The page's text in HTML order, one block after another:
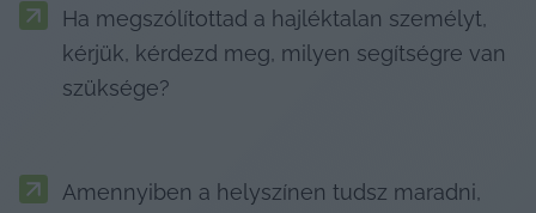
Ha megszólítottad a hajléktalan személyt,
kérjük, kérdezd meg, milyen segítségre van
szüksége?
Amennyiben a helyszínen tudsz maradni,